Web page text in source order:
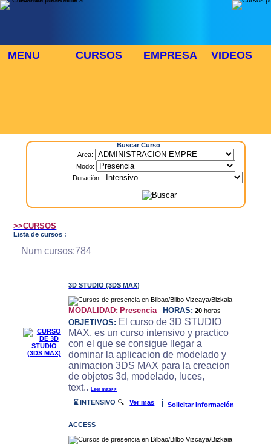
MENU CURSOS EMPRESA VIDEOS
Buscar Curso
Area:
Modo:
Duración:
>>CURSOS
Lista de cursos :
Num cursos:784
3D STUDIO (3DS MAX)
MODALIDAD: Presencia HORAS: 20 horas
OBJETIVOS: El curso de 3D STUDIO
MAX, es un curso intensivo y practico
con el que se consigue llegar a
dominar la aplicacion de modelado y
animacion 3DS MAX para la creacion
de objetos 3d, modelado, luces,
text..Leer mas>>
⌛ INTENSIVO 🔍Ver mas i Solicitar Información
ACCESS